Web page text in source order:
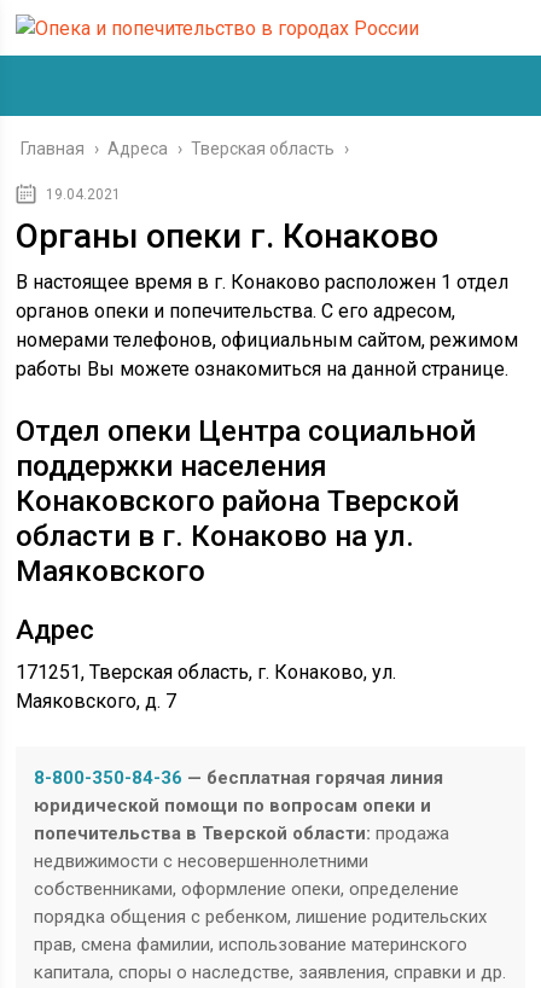
Главная › Адреса › Тверская область ›
19.04.2021
Органы опеки г. Конаково
В настоящее время в г. Конаково расположен 1 отдел
органов опеки и попечительства. С его адресом,
номерами телефонов, официальным сайтом, режимом
работы Вы можете ознакомиться на данной странице.
Отдел опеки Центра социальной
поддержки населения
Конаковского района Тверской
области в г. Конаково на ул.
Маяковского
Адрес
171251, Тверская область, г. Конаково, ул.
Маяковского, д. 7
8-800-350-84-36 — бесплатная горячая линия
юридической помощи по вопросам опеки и
попечительства в Тверской области:продажа
недвижимости с несовершеннолетними
собственниками, оформление опеки, определение
порядка общения с ребенком, лишение родительских
прав, смена фамилии, использование материнского
капитала, споры о наследстве, заявления, справки и др.